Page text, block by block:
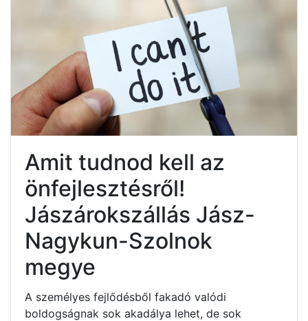
Amit tudnod kell az
önfejlesztésről!
Jászárokszállás Jász-
Nagykun-Szolnok
megye
A személyes fejlődésből fakadó valódi
boldogságnak sok akadálya lehet, de sok